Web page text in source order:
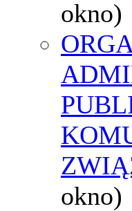
okno)
okno)